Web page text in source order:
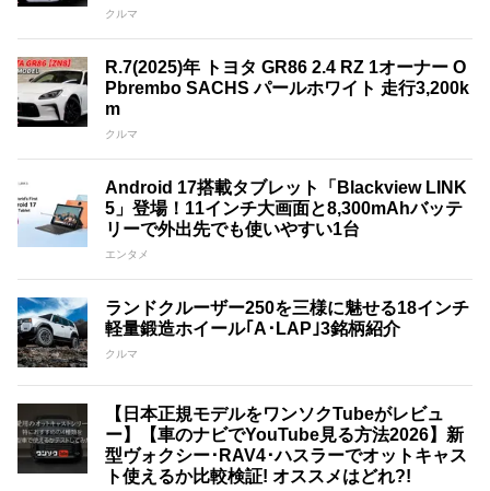
クルマ
R.7(2025)年 トヨタ GR86 2.4 RZ 1オーナー O
Pbrembo SACHS パールホワイト 走行3,200k
m
クルマ
Android 17搭載タブレット「Blackview LINK
5」登場！11インチ大画面と8,300mAhバッテ
リーで外出先でも使いやすい1台
エンタメ
ランドクルーザー250を三様に魅せる18インチ
軽量鍛造ホイール｢A･LAP｣3銘柄紹介
クルマ
【日本正規モデルをワンソクTubeがレビュ
ー】【車のナビでYouTube見る方法2026】新
型ヴォクシー･RAV4･ハスラーでオットキャス
ト使えるか比較検証! オススメはどれ?!